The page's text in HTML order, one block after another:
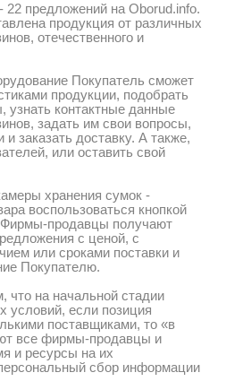
- 22 предложений на Oborud.info.
продукция от различных
отечественного и
Покупатель сможет
продукции, подобрать
узнать контактные данные
задать им свои вопросы,
и заказать доставку. А также,
или оставить свой
хранения сумок -
воспользоваться кнопкой
продавцы получают
с ценой, с
или сроками поставки и
Покупателю.
что на начальной стадии
условий, если позиция
поставщиками, то «в
все фирмы-продавцы и
и ресурсы на их
сбор информации